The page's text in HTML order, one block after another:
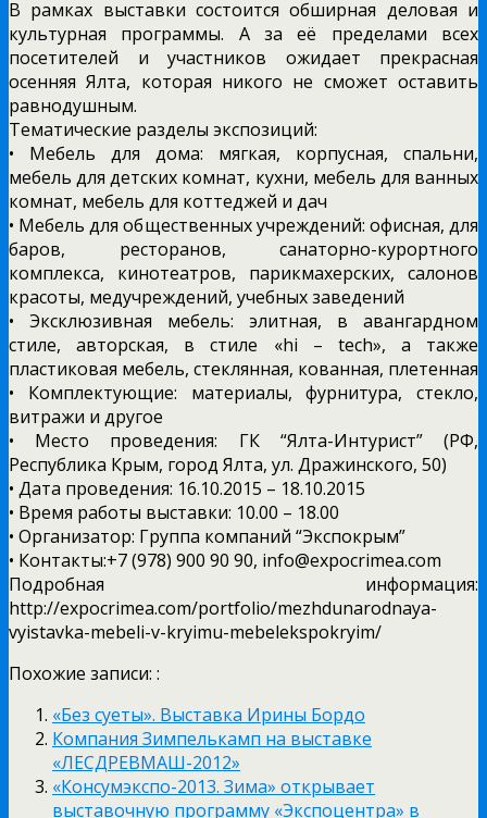
В рамках выставки состоится обширная деловая и
культурная программы. А за её пределами всех
посетителей и участников ожидает прекрасная
осенняя Ялта, которая никого не сможет оставить
равнодушным.
Тематические разделы экспозиций:
• Мебель для дома: мягкая, корпусная, спальни,
мебель для детских комнат, кухни, мебель для ванных
комнат, мебель для коттеджей и дач
• Мебель для общественных учреждений: офисная, для
баров, ресторанов, санаторно-курортного
комплекса, кинотеатров, парикмахерских, салонов
красоты, медучреждений, учебных заведений
• Эксклюзивная мебель: элитная, в авангардном
стиле, авторская, в стиле «hi – tech», а также
пластиковая мебель, стеклянная, кованная, плетенная
• Комплектующие: материалы, фурнитура, стекло,
витражи и другое
• Место проведения: ГК “Ялта-Интурист” (РФ,
Республика Крым, город Ялта, ул. Дражинского, 50)
• Дата проведения: 16.10.2015 – 18.10.2015
• Время работы выставки: 10.00 – 18.00
• Организатор: Группа компаний “Экспокрым”
• Контакты:+7 (978) 900 90 90, info@expocrimea.com
Подробная информация:
http://expocrimea.com/portfolio/mezhdunarodnaya-
vyistavka-mebeli-v-kryimu-mebelekspokryim/
Похожие записи: :
«Без суеты». Выставка Ирины Бордо
Компания Зимпелькамп на выставке
«ЛЕСДРЕВМАШ-2012»
«Консумэкспо-2013. Зима» открывает
выставочную программу «Экспоцентра» в